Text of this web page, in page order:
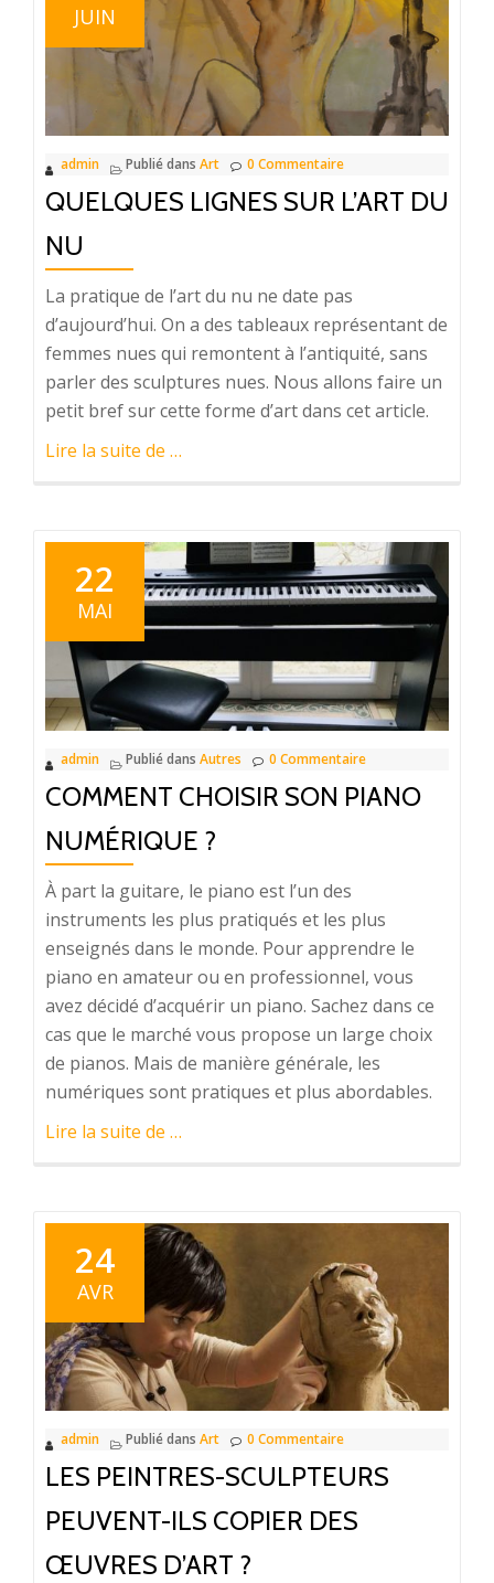
antique
JUIN
admin Publié dans Art 0 Commentaire
QUELQUES LIGNES SUR L’ART DU
NU
La pratique de l’art du nu ne date pas
d’aujourd’hui. On a des tableaux représentant de
femmes nues qui remontent à l’antiquité, sans
parler des sculptures nues. Nous allons faire un
petit bref sur cette forme d’art dans cet article.
Lire la suite de à
l’art
du
nu
…
22
MAI
admin Publié dans Autres 0 Commentaire
COMMENT CHOISIR SON PIANO
NUMÉRIQUE ?
À part la guitare, le piano est l’un des
instruments les plus pratiqués et les plus
enseignés dans le monde. Pour apprendre le
piano en amateur ou en professionnel, vous
avez décidé d’acquérir un piano. Sachez dans ce
cas que le marché vous propose un large choix
de pianos. Mais de manière générale, les
numériques sont pratiques et plus abordables.
Lire la suite de à
piano
numérique
?
…
24
AVR
admin Publié dans Art 0 Commentaire
LES PEINTRES-SCULPTEURS
PEUVENT-ILS COPIER DES
ŒUVRES D’ART ?